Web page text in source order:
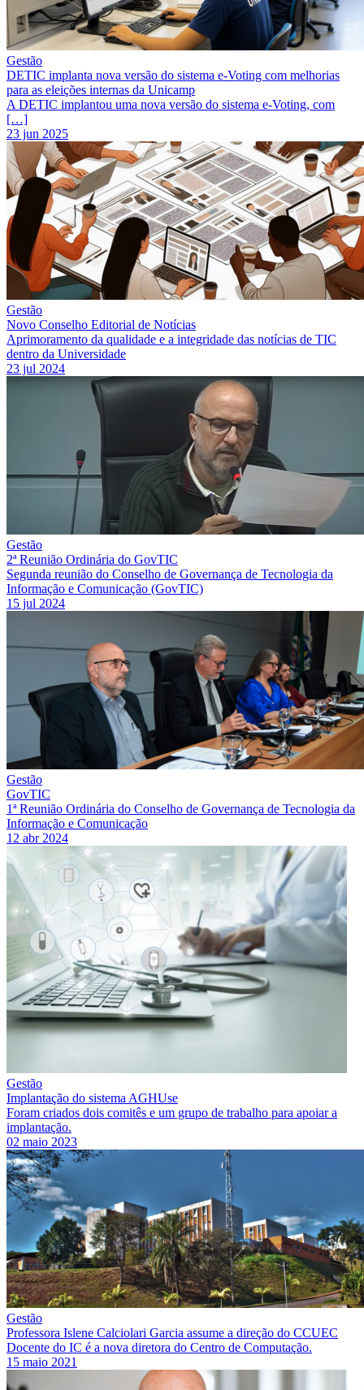
Gestão
DETIC implanta nova versão do sistema e‑Voting com melhorias
para as eleições internas da Unicamp
A DETIC implantou uma nova versão do sistema e‑Voting, com
[…]
23 jun 2025
Gestão
Novo Conselho Editorial de Notícias
Aprimoramento da qualidade e a integridade das notícias de TIC
dentro da Universidade
23 jul 2024
Gestão
2ª Reunião Ordinária do GovTIC
Segunda reunião do Conselho de Governança de Tecnologia da
Informação e Comunicação (GovTIC)
15 jul 2024
Gestão
GovTIC
1ª Reunião Ordinária do Conselho de Governança de Tecnologia da
Informação e Comunicação
12 abr 2024
Gestão
Implantação do sistema AGHUse
Foram criados dois comitês e um grupo de trabalho para apoiar a
implantação.
02 maio 2023
Gestão
Professora Islene Calciolari Garcia assume a direção do CCUEC
Docente do IC é a nova diretora do Centro de Computação.
15 maio 2021